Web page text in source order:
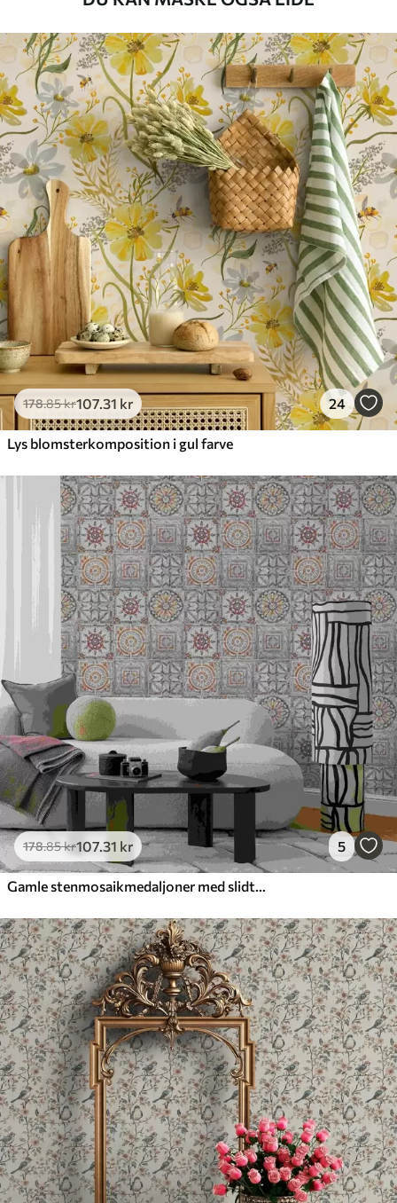
blød svamp. Tapeter med lakfinish kan
rengøres med vand.
Anvendelsesmetode Problemfri anvendelse
Tilgængelige materialer
Standard
365 .00219.00kr/m²
Premium
448 .33 269.00kr/m²
Premium vinyl
516.67310.00kr/m²
178.85kr107.31 kr 24
Lys blomsterkomposition i gul farve
178.85kr107.31 kr 5
Gamle stenmosaikmedaljoner med slidte detaljer